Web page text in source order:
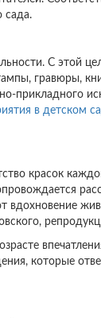
сада.
С этой
гравюры,
прикладного
в детском
красок
вдохновение
которые